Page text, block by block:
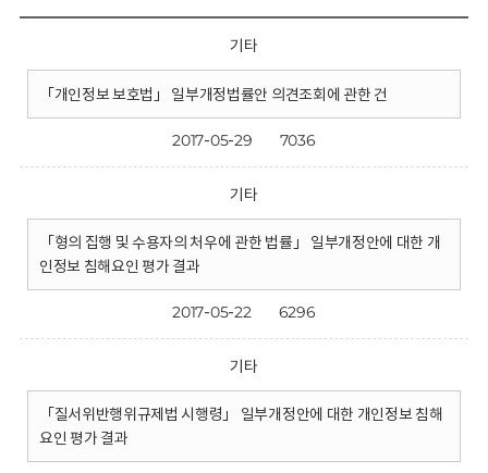
기타
「개인정보 보호법」 일부개정법률안 의견조회에 관한 건
2017-05-29 7036
기타
「형의 집행 및 수용자의 처우에 관한 법률」 일부개정안에 대한 개
인정보 침해요인 평가 결과
2017-05-22 6296
기타
「질서위반행위규제법 시행령」 일부개정안에 대한 개인정보 침해
요인 평가 결과